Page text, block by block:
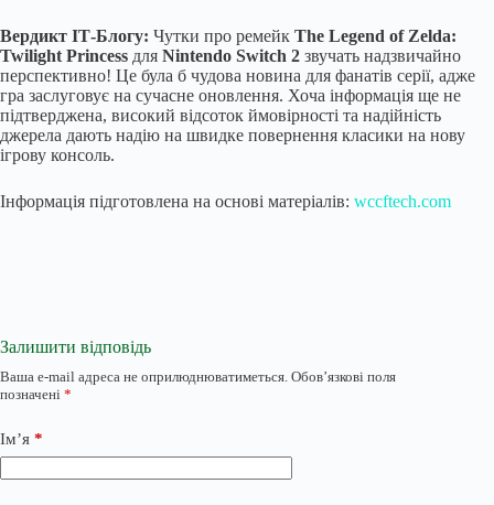
Вердикт ІТ-Блогу: Чутки про ремейк The Legend of Zelda:
Twilight Princess для Nintendo Switch 2 звучать надзвичайно
перспективно! Це була б чудова новина для фанатів серії, адже
гра заслуговує на сучасне оновлення. Хоча інформація ще не
підтверджена, високий відсоток ймовірності та надійність
джерела дають надію на швидке повернення класики на нову
ігрову консоль.
Інформація підготовлена на основі матеріалів: wccftech.com
Залишити відповідь
Ваша e-mail адреса не оприлюднюватиметься. Обов’язкові поля
позначені *
Ім’я *